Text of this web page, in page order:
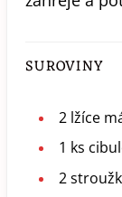
SUROVINY
2 lžíce
1 ks
2